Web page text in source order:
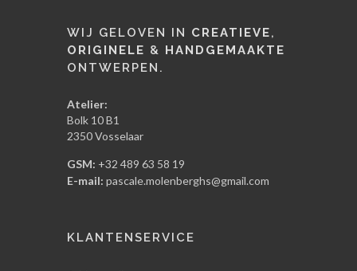
WIJ GELOVEN IN CREATIEVE,
ORIGINELE & HANDGEMAAKTE
ONTWERPEN.
Atelier:
Bolk 10 B1
2350 Vosselaar
GSM: +32 489 63 58 19
E-mail: pascale.molenberghs@gmail.com
KLANTENSERVICE